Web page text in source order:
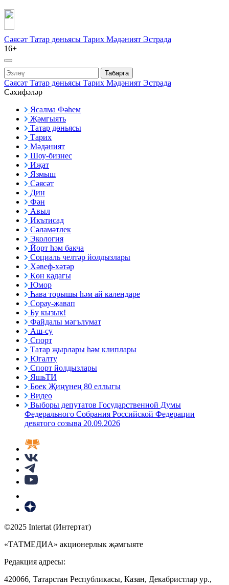
Сәясәт Татар дөньясы Тарих Мәдәният Эстрада
16+
Табарга
Сәясәт Татар дөньясы Тарих Мәдәният Эстрада
Сәхифәләр
Ясалма Фәһем
Җәмгыять
Татар дөньясы
Тарих
Мәдәният
Шоу-бизнес
Иҗат
Язмыш
Сәясәт
Дин
Фән
Авыл
Икътисад
Сәламәтлек
Экология
Йорт һәм бакча
Социаль челтәр йолдызлары
Хәвеф-хәтәр
Көн кадагы
Юмор
Һава торышы һәм ай календаре
Сорау-җавап
Бу кызык!
Файдалы мәгълүмат
Аш-су
Спорт
Татар җырлары һәм клиплары
Югалту
Спорт йолдызлары
ЯшьТИ
Бөек Җиңүнең 80 еллыгы
Видео
Выборы депутатов Государственной Думы
Федерального Собрания Российской Федерации
девятого созыва 20.09.2026
©2025 Intertat (Интертат)
«ТАТМЕДИА» акционерлык җәмгыяте
Редакция адресы:
420066, Татарстан Республикасы, Казан, Декабристлар ур.,